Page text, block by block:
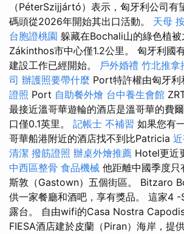
（PéterSzijjártó）表示，匈牙利公司有
碼頭從2026年開始其出口活動。 天母
台胞證桃園 躲藏在Bochali山的綠色植
Zákinthos市中心僅1.2公里。 匈牙利國
建設工作已經開始。 戶外婚禮 竹北推拿
司 辦護照要帶什麼 Port特許權由匈牙
證照 Port 自助餐外燴 台中養生會館
最接近溫哥華遊輪的酒店是溫哥華的費
口僅0.1英里。 記帳士 不補習 如果您有
哥華船港附近的酒店找不到比Patricia
清潔 撥筋證照 辦桌外燴推薦 Hotel更近
中西區整骨 食品機械 他距離中國季度只
斯敦（Gastown）五個街區。 Bitzaro
供一家餐廳和酒吧，享有獎品。 這家4
露台。 自由wifi的Casa Nostra
FIESA酒店建於皮蘭（Piran）海岸，提